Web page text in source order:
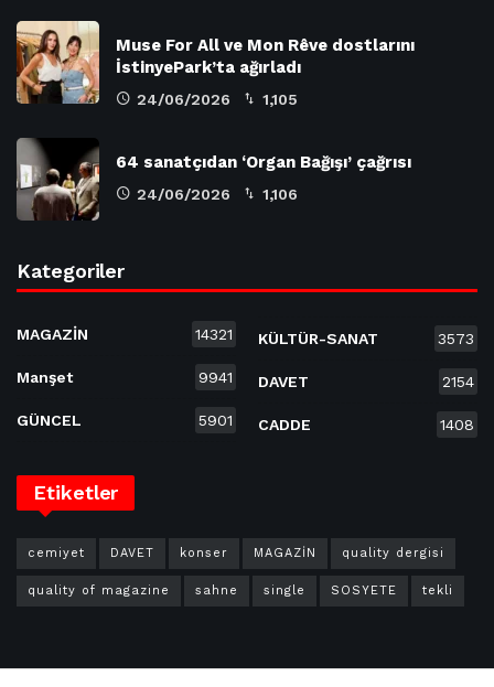
Muse For All ve Mon Rêve dostlarını
İstinyePark’ta ağırladı
24/06/2026 1,105
64 sanatçıdan ‘Organ Bağışı’ çağrısı
24/06/2026 1,106
Kategoriler
MAGAZİN 14321
Manşet 9941
GÜNCEL 5901
KÜLTÜR-SANAT 3573
DAVET 2154
CADDE 1408
Etiketler
cemiyet DAVET konser MAGAZİN quality dergisi
quality of magazine sahne single SOSYETE tekli